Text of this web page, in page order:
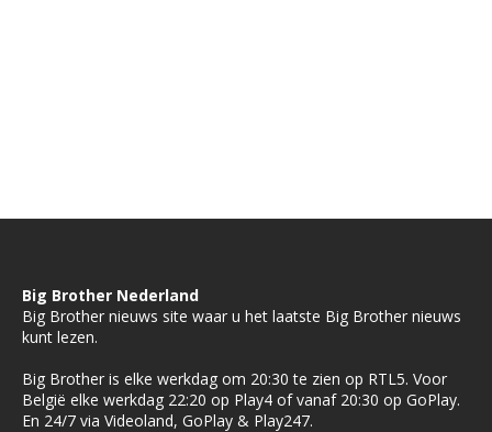
Big Brother Nederland
Big Brother nieuws site waar u het laatste Big Brother nieuws
kunt lezen.
Big Brother is elke werkdag om 20:30 te zien op RTL5. Voor
België elke werkdag 22:20 op Play4 of vanaf 20:30 op GoPlay.
En 24/7 via Videoland, GoPlay & Play247.